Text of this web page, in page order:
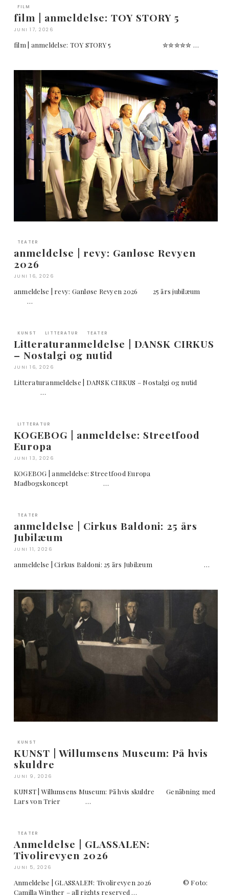
FILM
film | anmeldelse: TOY STORY 5
JUNI 17, 2026
film | anmeldelse: TOY STORY 5 ✮✮✮✮✮ …
TEATER
anmeldelse | revy: Ganløse Revyen
2026
JUNI 16, 2026
anmeldelse | revy: Ganløse Revyen 2026 25 års jubilæum
…
KUNST LITTERATUR TEATER
Litteraturanmeldelse | DANSK CIRKUS
– Nostalgi og nutid
JUNI 16, 2026
Litteraturanmeldelse | DANSK CIRKUS – Nostalgi og nutid
…
LITTERATUR
KOGEBOG | anmeldelse: Streetfood
Europa
JUNI 13, 2026
KOGEBOG | anmeldelse: Streetfood Europa
Madbogskoncept …
TEATER
anmeldelse | Cirkus Baldoni: 25 års
Jubilæum
JUNI 11, 2026
anmeldelse | Cirkus Baldoni: 25 års Jubilæum …
KUNST
KUNST | Willumsens Museum: På hvis
skuldre
JUNI 9, 2026
KUNST | Willumsens Museum: På hvis skuldre Genåbning med
Lars von Trier …
TEATER
Anmeldelse | GLASSALEN:
Tivolirevyen 2026
JUNI 5, 2026
Anmeldelse | GLASSALEN: Tivolirevyen 2026 © Foto:
Camilla Winther – all rights reserved …